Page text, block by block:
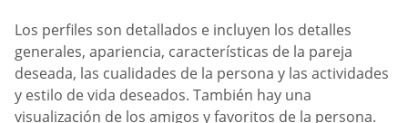
Los perfiles son detallados e incluyen los detalles
generales, apariencia, características de la pareja
deseada, las cualidades de la persona y las actividades
y estilo de vida deseados. También hay una
visualización de los amigos y favoritos de la persona.